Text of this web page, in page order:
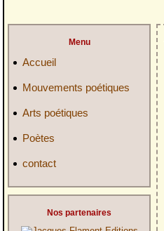
Menu
Accueil
Mouvements poétiques
Arts poétiques
Poètes
contact
Nos partenaires